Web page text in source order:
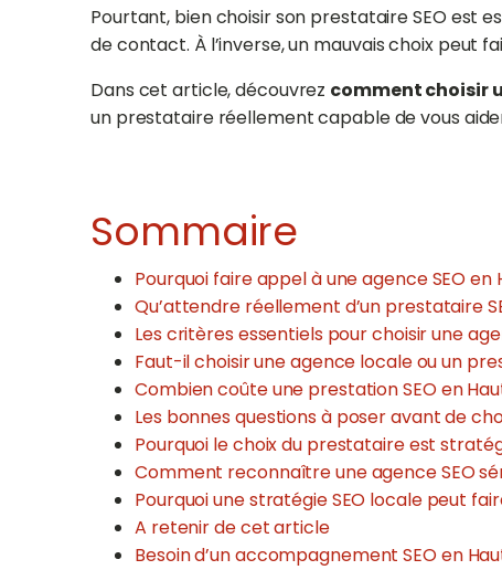
Pourtant, bien choisir son prestataire SEO est
de contact. À l’inverse, un mauvais choix peut
Dans cet article, découvrez comment choisir
un prestataire réellement capable de vous
Sommaire
Pourquoi faire appel à une agence SEO en
Qu’attendre réellement d’un prestataire
Les critères essentiels pour choisir une
Faut-il choisir une agence locale ou un
Combien coûte une prestation SEO en
Les bonnes questions à poser avant de
Pourquoi le choix du prestataire est
Comment reconnaître une agence SEO
Pourquoi une stratégie SEO locale peut
A retenir de cet article
Besoin d’un accompagnement SEO en